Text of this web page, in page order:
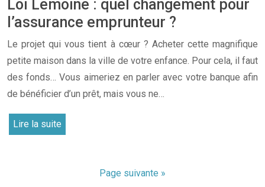
Loi Lemoine : quel changement pour
l’assurance emprunteur ?
Le projet qui vous tient à cœur ? Acheter cette magnifique
petite maison dans la ville de votre enfance. Pour cela, il faut
des fonds… Vous aimeriez en parler avec votre banque afin
de bénéficier d’un prêt, mais vous ne…
Lire la suite
Page suivante »